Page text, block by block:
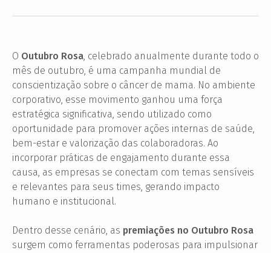
O Outubro Rosa, celebrado anualmente durante todo o
mês de outubro, é uma campanha mundial de
conscientização sobre o câncer de mama. No ambiente
corporativo, esse movimento ganhou uma força
estratégica significativa, sendo utilizado como
oportunidade para promover ações internas de saúde,
bem-estar e valorização das colaboradoras. Ao
incorporar práticas de engajamento durante essa
causa, as empresas se conectam com temas sensíveis
e relevantes para seus times, gerando impacto
humano e institucional.
Dentro desse cenário, as premiações no Outubro Rosa
surgem como ferramentas poderosas para impulsionar